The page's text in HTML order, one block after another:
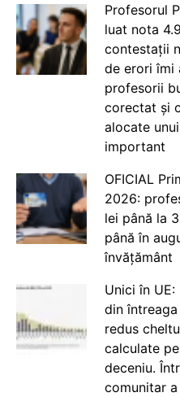
Profesorul
luat nota
contestații
de erori îmi
profesorii
corectat și
alocate
important
OFICIAL
2026:
lei până la
până în
învățământ
Unici în
din
redus
calculate
deceniu.
comunitar